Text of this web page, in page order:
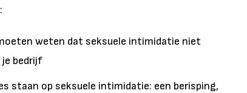
weten dat seksuele intimidatie niet
bedrijf
staan op seksuele intimidatie: een berisping,